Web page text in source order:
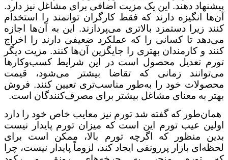
پیشنهاد دهند. این‌ یک مزیت اضافی برای مشاغل نیز دارد.
آن‌ها انگیزه دارند که فقط کارگران توانمند را استخدام
کنند زیرا دستمزد بالاتری می‌پردازند. این به آن‌ها اجازه
می‌دهد تا کسانی را که عملکرد ضعیفی دارند را اخراج
کنند و کارمندان بهتری را جایگزین آن‌ها کنند. مزیت دیگر
تورم تعدیل محصول است در این شرایط کسب‌وکارها
می‌توانند زمانی که تقاضا بیشتر می‌شود، قیمت
محصولات خود را به‌طور مناسب‌تری تعیین کنند. فروش
بهتر به معنای مشاغل بیشتر برای مصرف‌کنندگان است.
همان‌طور که گفته شد تورم نیز معایب خاص خود را دارد
اولین عیب تورم این است که میزان تورم پایدار نیست
بدین منظور که اگرچه تورم بالا، ممکن است برای
لحظه‌ای بازار پررونقی ایجاد کند، لزوماً پایدار نیست، چرا